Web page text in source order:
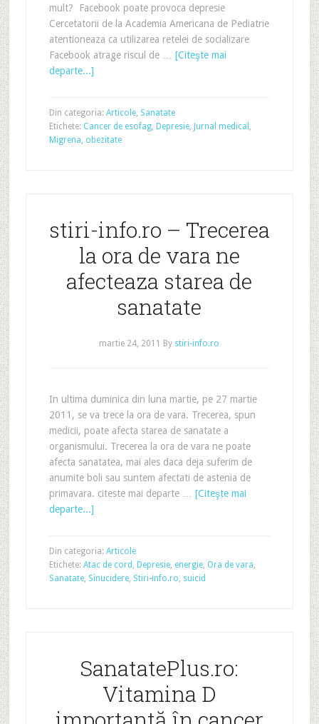
mult? Facebook poate provoca depresie
Cercetatorii de la Academia Americana de Pediatrie
atentioneaza ca utilizarea retelei de socializare
Facebook atrage riscul de … [Citeşte mai
departe...]
Din categoria: Articole, Sanatate
Etichete: Cancer de esofag, Depresie, Jurnal medical ,
Migrena, obezitate
stiri-info.ro – Trecerea
la ora de vara ne
afecteaza starea de
sanatate
martie 24, 2011 By stiri-info.ro
In ultima duminica din luna martie, pe 27 martie
2011, se va trece la ora de vara. Trecerea, spun
medicii, poate afecta starea de sanatate a
organismului. Trecerea la ora de vara ne poate
afecta sanatatea, mai ales daca deja suferim de
anumite boli sau suntem afectati de astenia de
primavara. citeste mai departe … [Citeşte mai
departe...]
Din categoria: Articole
Etichete: Atac de cord , Depresie, energie, Ora de vara,
Sanatate, Sinucidere, Stiri-info.ro, suicid
SanatatePlus.ro:
Vitamina D